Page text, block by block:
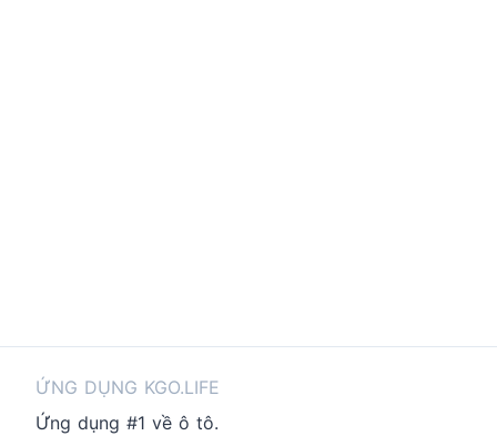
ỨNG DỤNG KGO.LIFE
Ứng dụng #1 về ô tô.